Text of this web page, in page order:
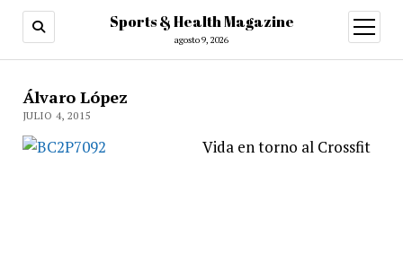
Sports & Health Magazine
agosto 9, 2026
abrir
menú
Álvaro López
JULIO 4, 2015
Vida en torno al Crossfit